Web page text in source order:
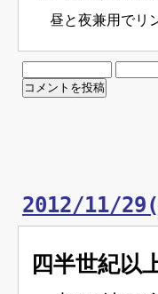
昼と夜兼用でリ
2012/11/
四半世紀以